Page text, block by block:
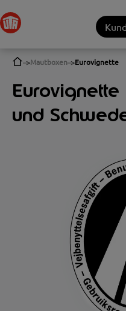
Mautboxen Eurovignette
und